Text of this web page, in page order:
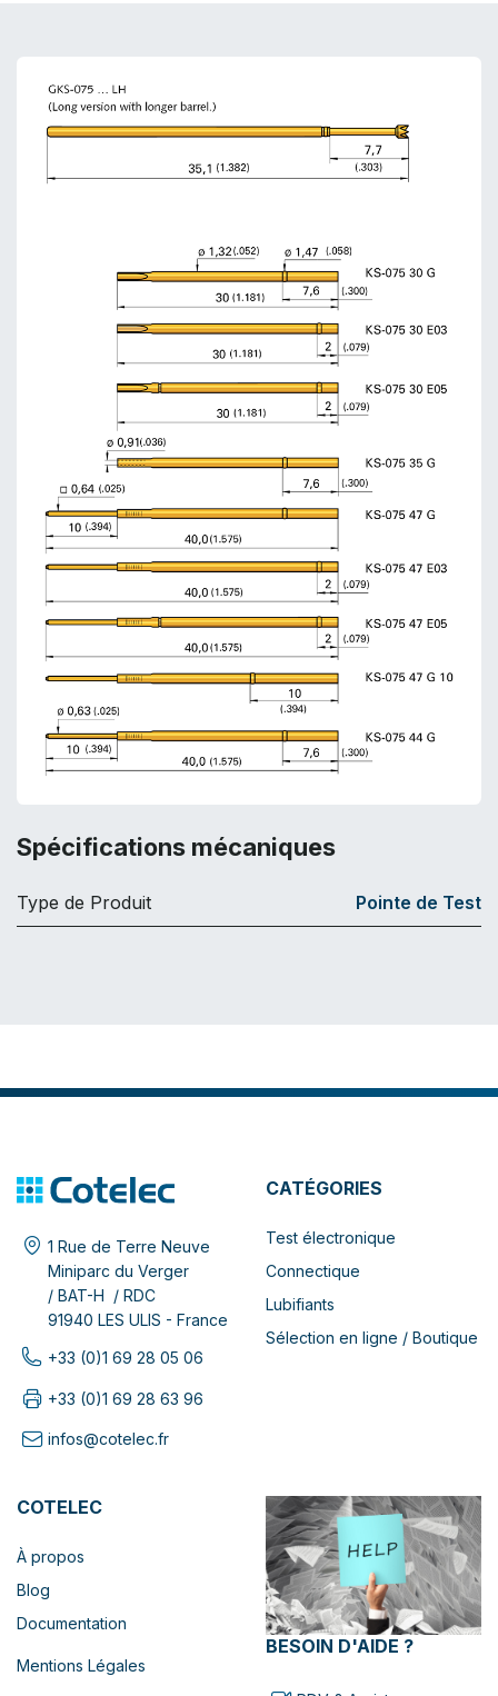
Spécifications mécaniques
Type de Produit Pointe de Test
1 Rue de Terre Neuve
Miniparc du Verger
/ BAT-H / RDC
91940 LES ULIS - France
+33 (0)1 69 28 05 06
+33 (0)1 69 28 63 96
infos@cotelec.fr
CATÉGORIES
Test électronique
Connectique
Lubifiants
Sélection en ligne / Boutique
COTELEC
À propos
Blog
Documentation
Mentions Légales
BESOIN D'AIDE ?